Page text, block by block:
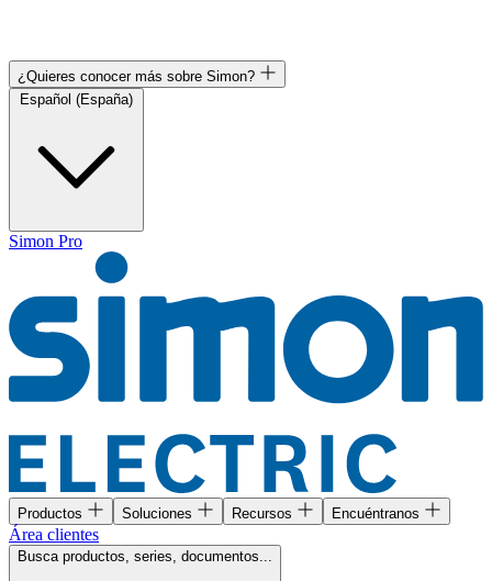
¿Quieres conocer más sobre Simon?
Simon Pro
Productos Soluciones Recursos Encuéntranos
Área clientes
Busca productos, series, documentos...